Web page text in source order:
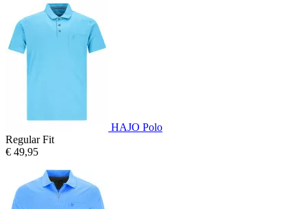
HAJO Polo
Regular Fit
€ 49,95